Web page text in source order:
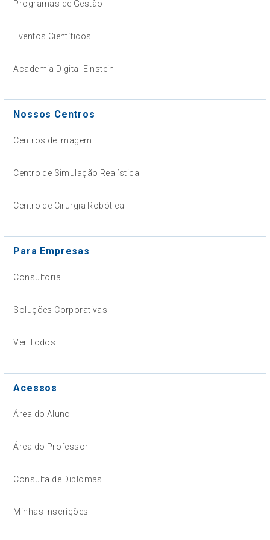
Programas de Gestão
Eventos Científicos
Academia Digital Einstein
Nossos Centros
Centros de Imagem
Centro de Simulação Realística
Centro de Cirurgia Robótica
Para Empresas
Consultoria
Soluções Corporativas
Ver Todos
Acessos
Área do Aluno
Área do Professor
Consulta de Diplomas
Minhas Inscrições